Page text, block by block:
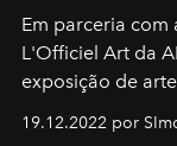
Em parceria com
L'Officiel Art da
exposição de
19.12.2022 por